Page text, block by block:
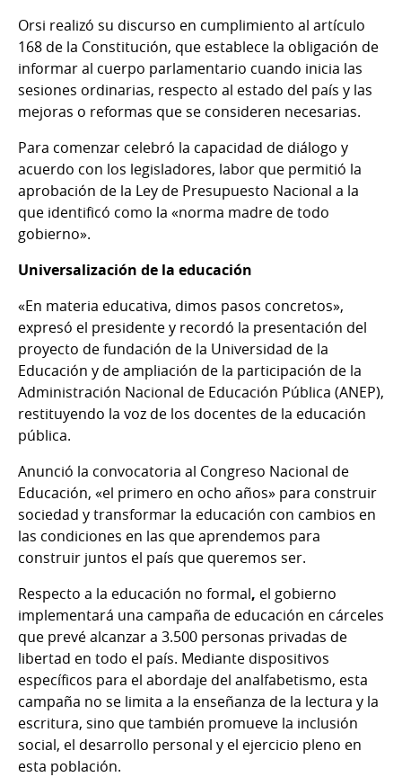
Orsi realizó su discurso en cumplimiento al artículo
168 de la Constitución, que establece la obligación de
informar al cuerpo parlamentario cuando inicia las
sesiones ordinarias, respecto al estado del país y las
mejoras o reformas que se consideren necesarias.
Para comenzar celebró la capacidad de diálogo y
acuerdo con los legisladores, labor que permitió la
aprobación de la Ley de Presupuesto Nacional a la
que identificó como la «norma madre de todo
gobierno».
Universalización de la educación
«En materia educativa, dimos pasos concretos»,
expresó el presidente y recordó la presentación del
proyecto de fundación de la Universidad de la
Educación y de ampliación de la participación de la
Administración Nacional de Educación Pública (ANEP),
restituyendo la voz de los docentes de la educación
pública.
Anunció la convocatoria al Congreso Nacional de
Educación, «el primero en ocho años» para construir
sociedad y transformar la educación con cambios en
las condiciones en las que aprendemos para
construir juntos el país que queremos ser.
Respecto a la educación no formal, el gobierno
implementará una campaña de educación en cárceles
que prevé alcanzar a 3.500 personas privadas de
libertad en todo el país. Mediante dispositivos
específicos para el abordaje del analfabetismo, esta
campaña no se limita a la enseñanza de la lectura y la
escritura, sino que también promueve la inclusión
social, el desarrollo personal y el ejercicio pleno en
esta población.